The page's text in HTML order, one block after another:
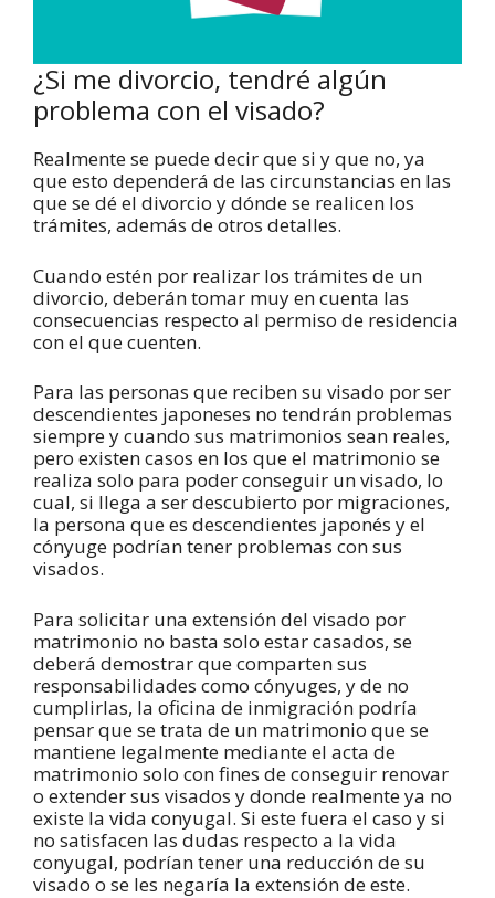
¿Si me divorcio, tendré algún
problema con el visado?
Realmente se puede decir que si y que no, ya
que esto dependerá de las circunstancias en las
que se dé el divorcio y dónde se realicen los
trámites, además de otros detalles.
Cuando estén por realizar los trámites de un
divorcio, deberán tomar muy en cuenta las
consecuencias respecto al permiso de residencia
con el que cuenten.
Para las personas que reciben su visado por ser
descendientes japoneses no tendrán problemas
siempre y cuando sus matrimonios sean reales,
pero existen casos en los que el matrimonio se
realiza solo para poder conseguir un visado, lo
cual, si llega a ser descubierto por migraciones,
la persona que es descendientes japonés y el
cónyuge podrían tener problemas con sus
visados.
Para solicitar una extensión del visado por
matrimonio no basta solo estar casados, se
deberá demostrar que comparten sus
responsabilidades como cónyuges, y de no
cumplirlas, la oficina de inmigración podría
pensar que se trata de un matrimonio que se
mantiene legalmente mediante el acta de
matrimonio solo con fines de conseguir renovar
o extender sus visados y donde realmente ya no
existe la vida conyugal. Si este fuera el caso y si
no satisfacen las dudas respecto a la vida
conyugal, podrían tener una reducción de su
visado o se les negaría la extensión de este.